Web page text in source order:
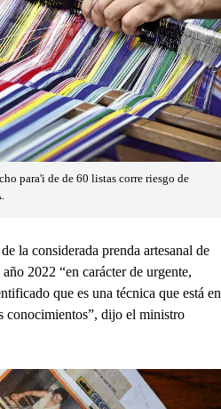
para'i de de 60 listas corre riesgo de
la considerada prenda artesanal de
2022 “en carácter de urgente,
que es una técnica que está en
conocimientos”, dijo el ministro